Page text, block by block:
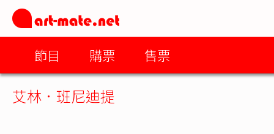
節目 購票 售票
艾林．班尼迪提